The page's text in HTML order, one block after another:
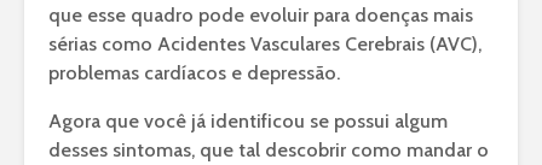
que esse quadro pode evoluir para doenças mais
sérias como Acidentes Vasculares Cerebrais (AVC),
problemas cardíacos e depressão.
Agora que você já identificou se possui algum
desses sintomas, que tal descobrir como mandar o